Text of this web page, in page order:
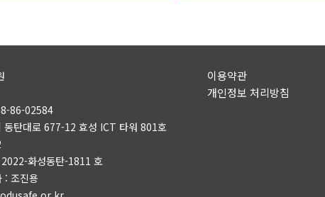
86-02584
동탄대로 677-12 효성 ICT 타워 801호
화성동탄-1811 호
: 조진용
이용약관
개인정보 처리방침